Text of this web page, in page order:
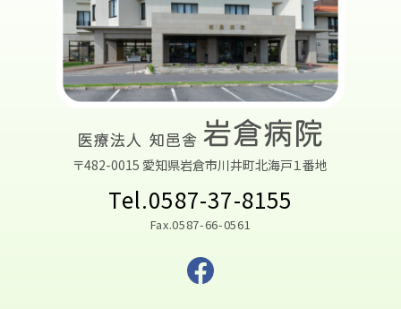
〒482-0015 愛知県岩倉市川井町北海戸１番地
Tel.0587-37-8155
Fax.0587-66-0561